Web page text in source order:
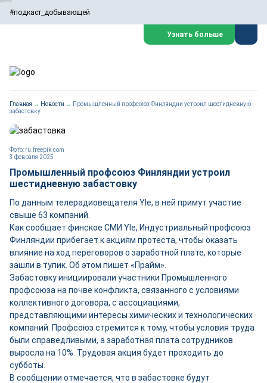
#подкаст_добывающей
Узнать больше
Главная → Новости → Промышленный профсоюз Финляндии устроил шестидневную
забастовку
3 февраля 2025
Фото: ru.freepik.com
Промышленный профсоюз Финляндии устроил
шестидневную забастовку
По данным телерадиовещателя Yle, в ней примут участие
свыше 63 компаний.
Как сообщает финское СМИ Yle, Индустриальный профсоюз
Финляндии прибегает к акциям протеста, чтобы оказать
влияние на ход переговоров о заработной плате, которые
зашли в тупик. Об этом пишет «Прайм».
Забастовку инициировали участники Промышленного
профсоюза на почве конфликта, связанного с условиями
коллективного договора, с ассоциациями,
представляющими интересы химических и технологических
компаний. Профсоюз стремится к тому, чтобы условия труда
были справедливыми, а заработная плата сотрудников
выросла на 10%. Трудовая акция будет проходить до
субботы.
В сообщении отмечается, что в забастовке будут